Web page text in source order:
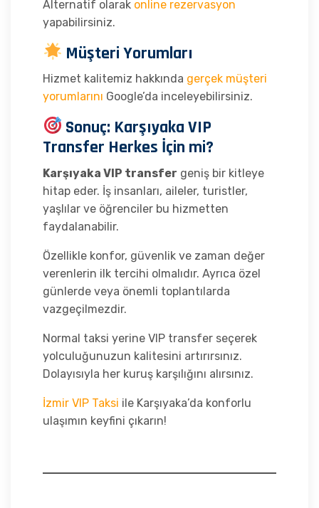
Alternatif olarak online rezervasyon
yapabilirsiniz.
Müşteri Yorumları
Hizmet kalitemiz hakkında gerçek müşteri
yorumlarını Google’da inceleyebilirsiniz.
Sonuç: Karşıyaka VIP
Transfer Herkes İçin mi?
Karşıyaka VIP transfer geniş bir kitleye
hitap eder. İş insanları, aileler, turistler,
yaşlılar ve öğrenciler bu hizmetten
faydalanabilir.
Özellikle konfor, güvenlik ve zaman değer
verenlerin ilk tercihi olmalıdır. Ayrıca özel
günlerde veya önemli toplantılarda
vazgeçilmezdir.
Normal taksi yerine VIP transfer seçerek
yolculuğunuzun kalitesini artırırsınız.
Dolayısıyla her kuruş karşılığını alırsınız.
İzmir VIP Taksi ile Karşıyaka’da konforlu
ulaşımın keyfini çıkarın!